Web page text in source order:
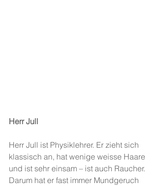
Herr Jull
Herr Jull ist Physiklehrer. Er zieht sich
klassisch an, hat wenige weisse Haare
und ist sehr einsam – ist auch Raucher.
Darum hat er fast immer Mundgeruch